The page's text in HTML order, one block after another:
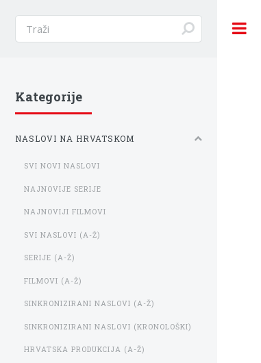
Kategorije
NASLOVI NA HRVATSKOM
SVI NOVI NASLOVI
NAJNOVIJE SERIJE
NAJNOVIJI FILMOVI
SVI NASLOVI (A-Ž)
SERIJE (A-Ž)
FILMOVI (A-Ž)
SINKRONIZIRANI NASLOVI (A-Ž)
SINKRONIZIRANI NASLOVI (KRONOLOŠKI)
HRVATSKA PRODUKCIJA (A-Ž)